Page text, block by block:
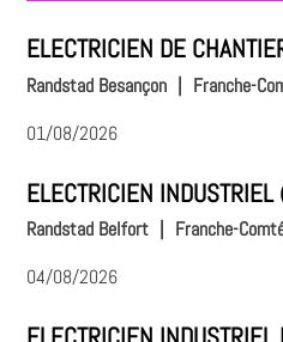
ELECTRICIEN DE
Randstad Besançon | Franche-
01/08/2026
ELECTRICIEN
Randstad Belfort
Franche-
04/08/2026